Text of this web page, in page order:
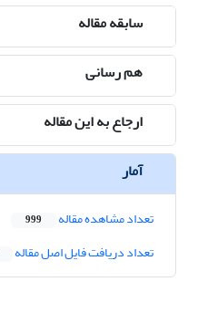
سابقه مقاله
هم رسانی
ارجاع به این مقاله
آمار
تعداد مشاهده مقاله 999
تعداد دریافت فایل اصل مقاله